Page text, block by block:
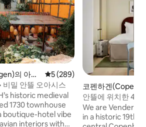
의 아파
평점 5점(5점 만점), 후기 289
5 (289)
비밀 안뜰 오아시스
historic medieval
1730 townhouse
boutique-hotel vibe
interiors with
코펜하겐
파트
안뜰에 위치한 4인
We are Venders,
in a historic 19th-